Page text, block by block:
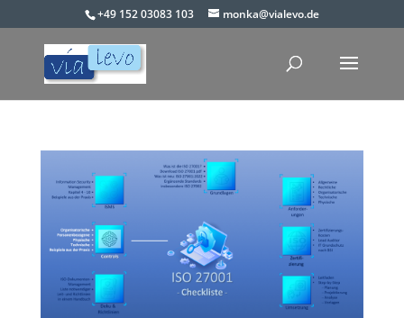
+49 152 03083 103 monka@vialevo.de